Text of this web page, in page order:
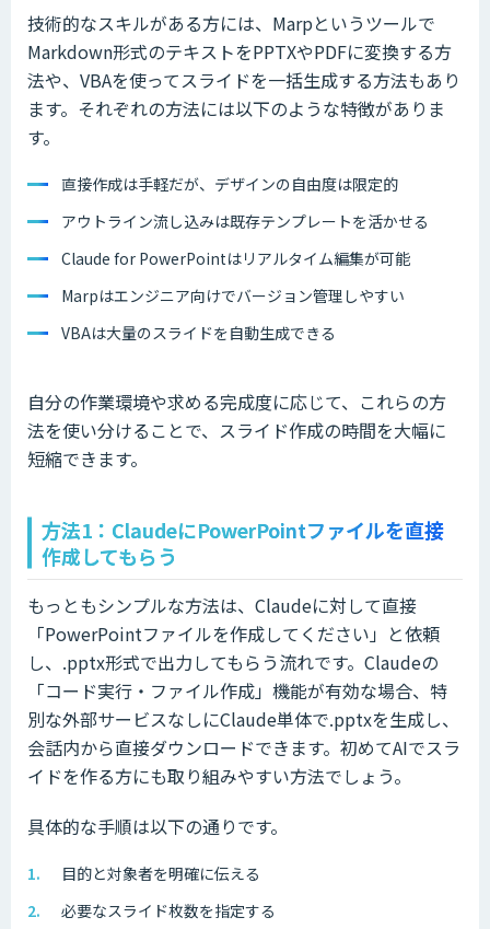
技術的なスキルがある方には、Marpというツールで
Markdown形式のテキストをPPTXやPDFに変換する方
法や、VBAを使ってスライドを一括生成する方法もあり
ます。それぞれの方法には以下のような特徴がありま
す。
直接作成は手軽だが、デザインの自由度は限定的
アウトライン流し込みは既存テンプレートを活かせる
Claude for PowerPointはリアルタイム編集が可能
Marpはエンジニア向けでバージョン管理しやすい
VBAは大量のスライドを自動生成できる
自分の作業環境や求める完成度に応じて、これらの方
法を使い分けることで、スライド作成の時間を大幅に
短縮できます。
方法1：ClaudeにPowerPointファイルを直接
作成してもらう
もっともシンプルな方法は、Claudeに対して直接
「PowerPointファイルを作成してください」と依頼
し、.pptx形式で出力してもらう流れです。Claudeの
「コード実行・ファイル作成」機能が有効な場合、特
別な外部サービスなしにClaude単体で.pptxを生成し、
会話内から直接ダウンロードできます。初めてAIでスラ
イドを作る方にも取り組みやすい方法でしょう。
具体的な手順は以下の通りです。
目的と対象者を明確に伝える
必要なスライド枚数を指定する